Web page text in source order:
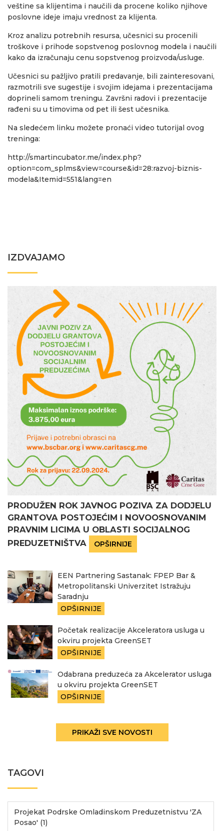
veštine sa klijentima i naučili da procene koliko njihove
poslovne ideje imaju vrednost za klijenta.
Kroz analizu potrebnih resursa, učesnici su procenili
troškove i prihode sopstvenog poslovnog modela i naučili
kako da izračunaju cenu sopstvenog proizvoda/usluge.
Učesnici su pažljivo pratili predavanje, bili zainteresovani,
razmotrili sve sugestije i svojim idejama i prezentacijama
doprineli samom treningu. Završni radovi i prezentacije
rađeni su u timovima od pet ili šest učesnika.
Na sledećem linku možete pronaći video tutorijal ovog
treninga:
http://smartincubator.me/index.php?
option=com_splms&view=course&id=28:razvoj-biznis-
modela&Itemid=551&lang=en
IZDVAJAMO
PRODUŽEN ROK JAVNOG POZIVA ZA DODJELU
GRANTOVA POSTOJEĆIM I NOVOOSNOVANIM
PRAVNIM LICIMA U OBLASTI SOCIJALNOG
PREDUZETNIŠTVA
OPŠIRNIJE
EEN Partnering Sastanak: FPEP Bar &
Metropolitanski Univerzitet Istražuju
Saradnju
OPŠIRNIJE
Početak realizacije Akceleratora usluga u
okviru projekta GreenSET
OPŠIRNIJE
Odabrana preduzeća za Akcelerator usluga
u okviru projekta GreenSET
OPŠIRNIJE
PRIKAŽI SVE NOVOSTI
TAGOVI
Projekat Podrske Omladinskom Preduzetnistvu 'ZA
Posao' (1)